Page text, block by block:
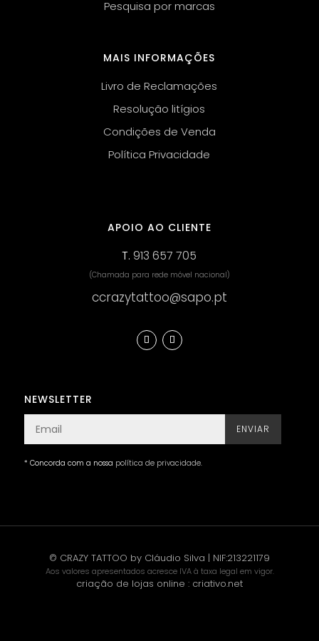
Pesquisa por marcas
MAIS INFORMAÇÕES
Livro de Reclamações
Resolução litígios
Condições de Venda
Política Privacidade
APOIO AO CLIENTE
T.913 657 705
(Chamada para rede móvel nacional)
ccrazytattoo@sapo.pt
NEWSLETTER
ENVIAR
* Concorda com a nossa política de privacidade.
© CRAZY TATTOO by Cláudio Silva | NIF:213221179
Aos valores apresentados acresce IVA à taxa legal em vigor.
criação de lojas online : criativo.net